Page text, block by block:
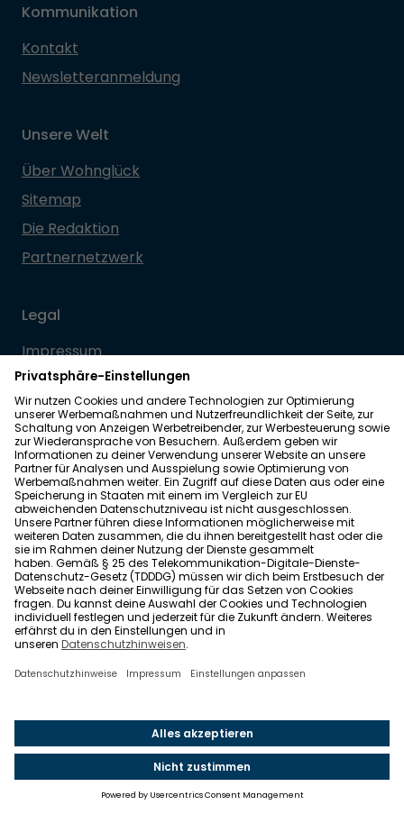
Kommunikation
Kontakt
Newsletteranmeldung
Unsere Welt
Über Wohnglück
Sitemap
Die Redaktion
Partnernetzwerk
Legal
Impressum
Datenschutz
Allgemeine Geschäftsbedingungen
Barrierefreiheit
Wohnglück folgen
Wohnglück.de ist ein Service der Impleco GmbH,
Berlin. © 2021-2026 Impleco GmbH. Alle Rechte
vorbehalten.